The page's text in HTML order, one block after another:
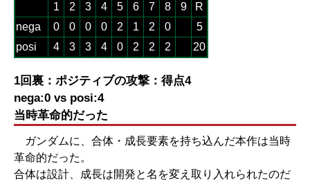
1 2 3 4 5 6 7 8 9
R
nega
0 0 0 0 2 1 2 0
5
posi
4 3 3 4 0 2 2 2 20
1回裏：ポジティブの攻撃：得点4
nega:0 vs posi:4
当時革命的だった
ガンダムに、合体・成長要素を持ち込んだ本作は当時
革命的だった。
合体は設計、成長は開発と名を変え取り入れられたのだ